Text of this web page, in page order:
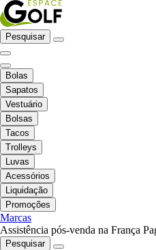
Pesquisar
Bolas
Sapatos
Vestuário
Bolsas
Tacos
Trolleys
Luvas
Acessórios
Liquidação
Promoções
Marcas
Assistência pós-venda na França
Pesquisar